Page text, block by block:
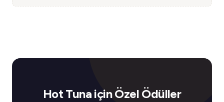
Hot Tuna için Özel Ödüller